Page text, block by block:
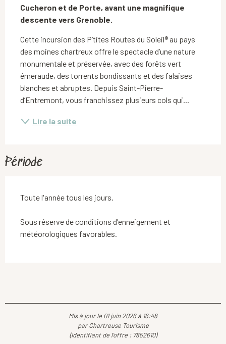
Cucheron et de Porte, avant une magnifique
descente vers Grenoble.
Cette incursion des P’tites Routes du Soleil® au pays
des moines chartreux offre le spectacle d’une nature
monumentale et préservée, avec des forêts vert
émeraude, des torrents bondissants et des falaises
blanches et abruptes. Depuis Saint-Pierre-
d’Entremont, vous franchissez plusieurs cols qui...
Lire la suite
Période
Toute l'année tous les jours.
Sous réserve de conditions d'enneigement et
météorologiques favorables.
Mis à jour le 01 juin 2026 à 16:48
par Chartreuse Tourisme
(Identifiant de l'offre : 7852610)